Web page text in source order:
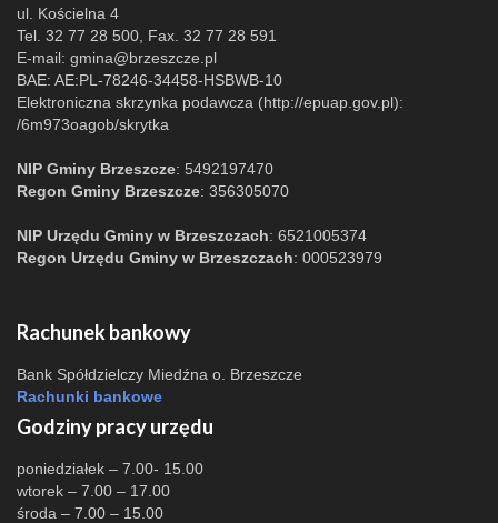
ul. Kościelna 4
Tel. 32 77 28 500, Fax. 32 77 28 591
E-mail: gmina@brzeszcze.pl
BAE: AE:PL-78246-34458-HSBWB-10
Elektroniczna skrzynka podawcza (http://epuap.gov.pl):
/6m973oagob/skrytka
NIP Gminy Brzeszcze: 5492197470
Regon Gminy Brzeszcze: 356305070
NIP Urzędu Gminy w Brzeszczach: 6521005374
Regon Urzędu Gminy w Brzeszczach: 000523979
Rachunek bankowy
Bank Spółdzielczy Miedźna o. Brzeszcze
Rachunki bankowe
Godziny pracy urzędu
poniedziałek – 7.00- 15.00
wtorek – 7.00 – 17.00
środa – 7.00 – 15.00